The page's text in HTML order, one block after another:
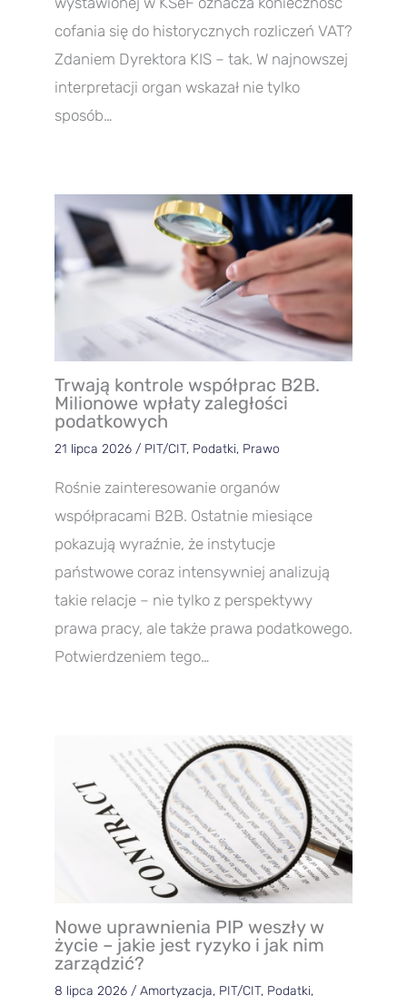
cofania się do historycznych rozliczeń VAT?
Zdaniem Dyrektora KIS – tak. W najnowszej
interpretacji organ wskazał nie tylko
sposób…
Trwają kontrole współprac B2B.
Milionowe wpłaty zaległości
podatkowych
21 lipca 2026 / PIT/CIT, Podatki, Prawo
Rośnie zainteresowanie organów
współpracami B2B. Ostatnie miesiące
pokazują wyraźnie, że instytucje
państwowe coraz intensywniej analizują
takie relacje – nie tylko z perspektywy
prawa pracy, ale także prawa podatkowego.
Potwierdzeniem tego…
Nowe uprawnienia PIP weszły w
życie – jakie jest ryzyko i jak nim
zarządzić?
8 lipca 2026 / Amortyzacja, PIT/CIT, Podatki,